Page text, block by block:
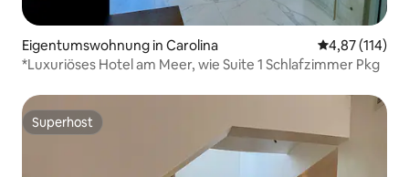
Eigentumswohnung in Carolina
4,87 (114)
*Luxuriöses Hotel am Meer, wie Suite 1 Schlafzimmer Pkg
Superhost
Superhost